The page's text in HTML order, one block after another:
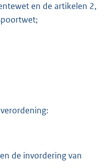
en de artikelen 2,
de invordering van